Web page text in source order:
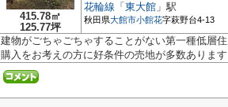
415.78㎡
125.77坪
花輪線 「 東大館 」駅
秋田県大館市小館花字萩野台4-13
建物がごちゃごちゃすることがない第一種低層
購入をお考えの方に好条件の売地が多数ありま